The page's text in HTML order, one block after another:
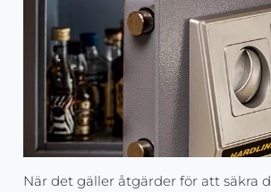
När det gäller åtgärder för att säkra